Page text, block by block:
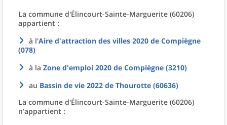
La commune d'Élincourt-Sainte-Marguerite (60206)
appartient :
à l'Aire d'attraction des villes 2020 de Compiègne
(078)
à la Zone d'emploi 2020 de Compiègne (3210)
au Bassin de vie 2022 de Thourotte (60636)
La commune d'Élincourt-Sainte-Marguerite (60206)
n’appartient :